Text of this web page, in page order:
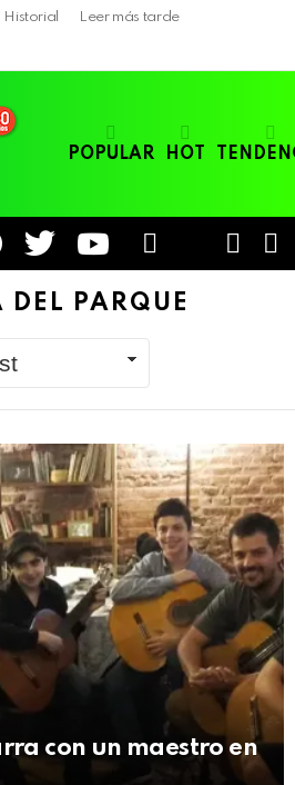
Historial Leer más tarde
POPULAR HOT
twitter youtube
SKIN
DEL PARQUE
con un maestro en